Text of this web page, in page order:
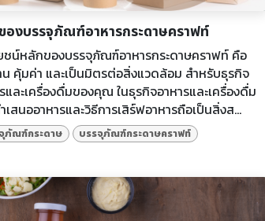
องบรรจุภัณฑ์อาหารกระดาษคราฟท์
ชน์หลักของบรรจุภัณฑ์อาหารกระดาษคราฟท์ คือ
คุ้มค่า และเป็นมิตรต่อสิ่งแวดล้อม สำหรับธุรกิจ
และเครื่องดื่มของคุณ ในธุรกิจอาหารและเครื่องดื่ม
เสนออาหารและวิธีการเสิร์ฟอาหารถือเป็นสิ่งส...
ภัณฑ์กระดาษ บรรจุภัณฑ์กระดาษคราฟท์